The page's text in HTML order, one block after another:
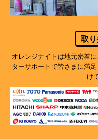
取
オレンジナイトは地元密着
ターサポートで皆さまに満
け